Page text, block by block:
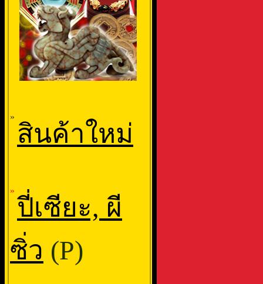
»
สินค้าใหม่
»
ปี่เซียะ, ผี
ซิ่ว (P)